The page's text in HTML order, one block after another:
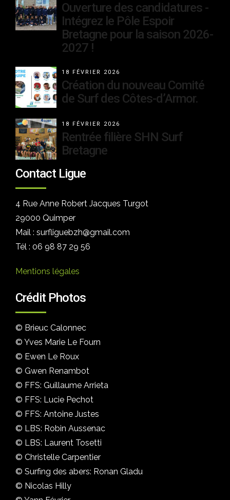
Ouverture des candidatures -
Intégrez le Pôle Espoir
Bretagne pour la saison 2026-
2027 !
18 FÉVRIER 2026
Création du nouveau Comité
de Surf des Côtes-d’Armor.
18 FÉVRIER 2026
Rentrée filière SHN Surf
Bretagne
Contact Ligue
4 Rue Anne Robert Jacques Turgot
29000 Quimper
Mail : surfliguebzh@gmail.com
Tél : 06 98 87 29 56
Mentions légales
Crédit Photos
© Brieuc Calonnec
© Yves Marie Le Fourn
© Ewen Le Roux
© Gwen Renambot
© FFS: Guillaume Arrieta
© FFS: Lucie Pechot
© FFS: Antoine Justes
© LBS: Robin Aussenac
© LBS: Laurent Tosetti
© Christelle Carpentier
© Surfing des abers: Ronan Gladu
© Nicolas Hilly